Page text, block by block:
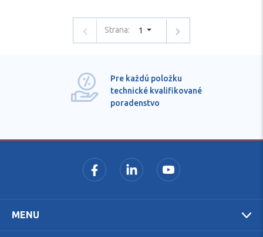
Strana: 1
Pre každú položku
technické kvalifikované
poradenstvo
MENU